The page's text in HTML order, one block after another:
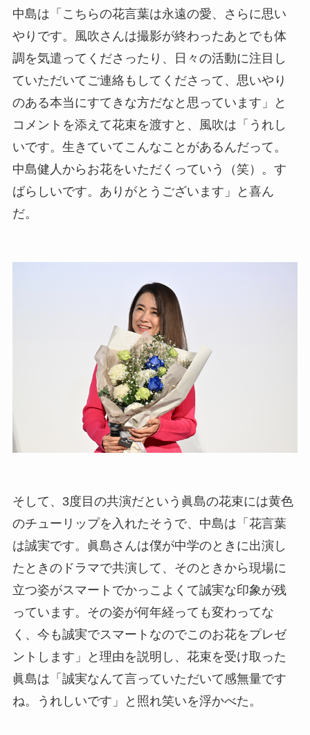
中島は「こちらの花言葉は永遠の愛、さらに思い
やりです。風吹さんは撮影が終わったあとでも体
調を気遣ってくださったり、日々の活動に注目し
ていただいてご連絡もしてくださって、思いやり
のある本当にすてきな方だなと思っています」と
コメントを添えて花束を渡すと、風吹は「うれし
いです。生きていてこんなことがあるんだって。
中島健人からお花をいただくっていう（笑）。す
ばらしいです。ありがとうございます」と喜ん
だ。
そして、3度目の共演だという眞島の花束には黄色
のチューリップを入れたそうで、中島は「花言葉
は誠実です。眞島さんは僕が中学のときに出演し
たときのドラマで共演して、そのときから現場に
立つ姿がスマートでかっこよくて誠実な印象が残
っています。その姿が何年経っても変わってな
く、今も誠実でスマートなのでこのお花をプレゼ
ントします」と理由を説明し、花束を受け取った
眞島は「誠実なんて言っていただいて感無量です
ね。うれしいです」と照れ笑いを浮かべた。